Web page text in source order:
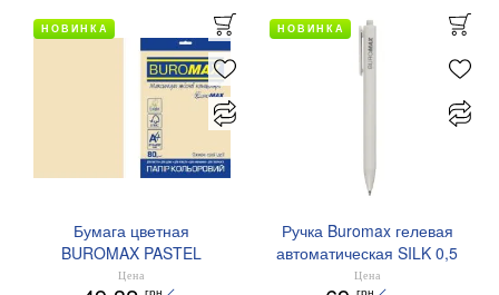
Бумага цветная
BUROMAX PASTEL
EUROMAX 20 арк А4 80 г/
Цена
грн
НОВИНКА
Ручка Buromax гелевая
автоматическая SILK 0,5
мм синие чернила
Цена
грн
НОВИНКА